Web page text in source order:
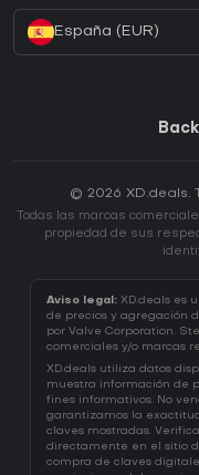
España (EUR)
© 2026 XD.deals.
Todas las marcas
propiedad de sus
Aviso legal: XD.deals es
de precios y agregación
por Valve Corporation.
comerciales y/o marcas
XD.deals utiliza datos
muestra información de
fines informativos. No
garantizamos la
claves mostradas.
directamente en el sitio
compra de claves